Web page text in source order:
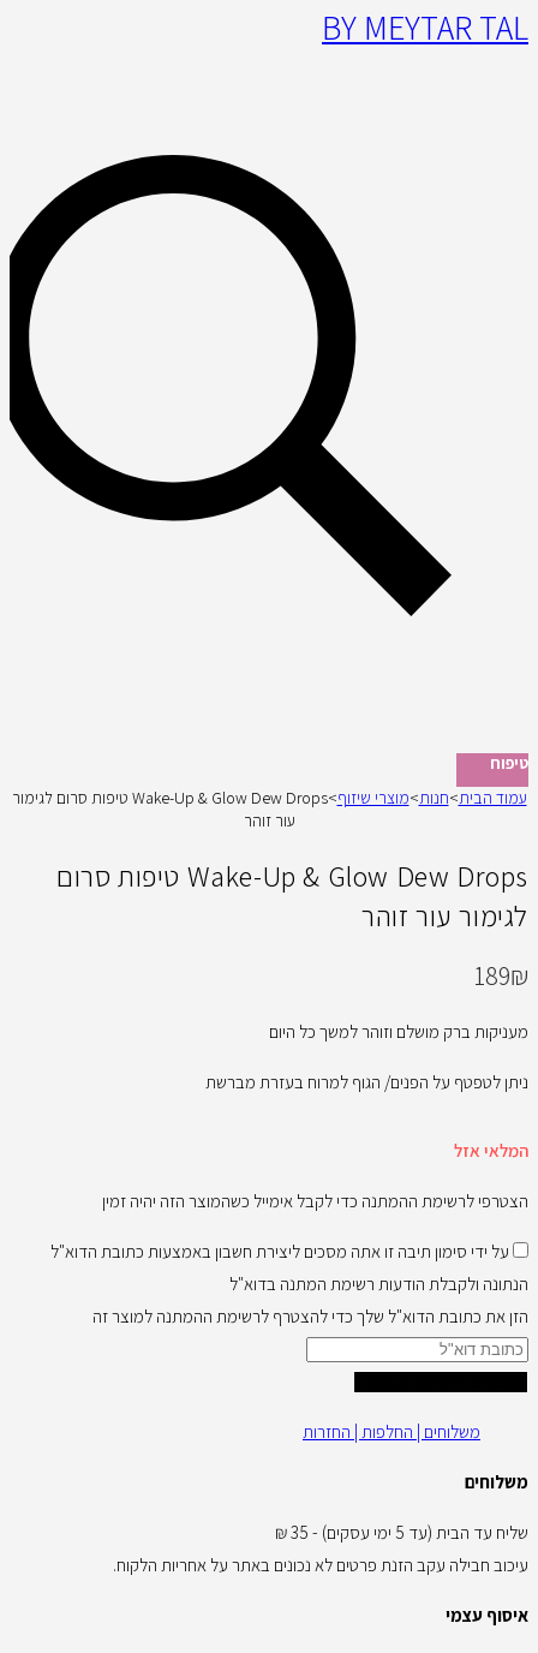
BY MEYTAR TAL
טיפוח
עמוד הבית>חנות>מוצרי שיזוף>
Wake-Up & Glow Dew Drops טיפות סרום לגימור
עור זוהר
Wake-Up & Glow Dew Drops טיפות סרום
לגימור עור זוהר
189₪
מעניקות ברק מושלם וזוהר למשך כל היום
ניתן לטפטף על הפנים/ הגוף למרוח בעזרת מברשת
המלאי אזל
הצטרפי לרשימת ההמתנה כדי לקבל אימייל כשהמוצר הזה יהיה זמין
על ידי סימון תיבה זו אתה מסכים ליצירת חשבון באמצעות כתובת הדוא"ל
הנתונה ולקבלת הודעות רשימת המתנה בדוא"ל
הזן את כתובת הדוא"ל שלך כדי להצטרף לרשימת ההמתנה למוצר זה
משלוחים | החלפות | החזרות
משלוחים
שליח עד הבית (עד 5 ימי עסקים) - 35 ₪
עיכוב חבילה עקב הזנת פרטים לא נכונים באתר על אחריות הלקוח.
איסוף עצמי